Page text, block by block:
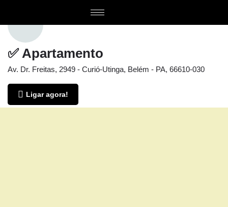
✅ Apartamento
Av. Dr. Freitas, 2949 - Curió-Utinga, Belém - PA, 66610-030
Ligar agora!